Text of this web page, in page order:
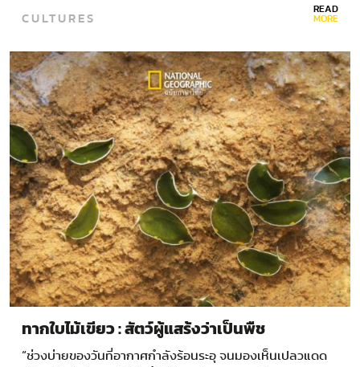
CULTURES READ
MORE
ทากใบไม้เขียว : สัตว์ผู้แสร้งว่าเป็นพืช
“ช่วงบ่ายของวันที่อากาศกำลังร้อนระอุ จนมองเห็นเปลวแดด